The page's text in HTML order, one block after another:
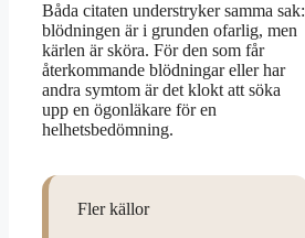
Båda citaten understryker samma sak:
blödningen är i grunden ofarlig, men
kärlen är sköra. För den som får
återkommande blödningar eller har
andra symtom är det klokt att söka
upp en ögonläkare för en
helhetsbedömning.
Fler källor